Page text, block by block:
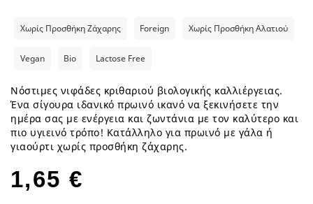
Χωρίς Προσθήκη Ζάχαρης Foreign Χωρίς Προσθήκη Αλατιού
Vegan Bio Lactose Free
Νόστιμες νιφάδες κριθαριού βιολογικής καλλιέργειας.
Ένα σίγουρα ιδανικό πρωινό ικανό να ξεκινήσετε την
ημέρα σας με ενέργεια και ζωντάνια με τον καλύτερο και
πιο υγιεινό τρόπο! Κατάλληλο για πρωινό με γάλα ή
γιαούρτι χωρίς προσθήκη ζάχαρης.
1,65 €